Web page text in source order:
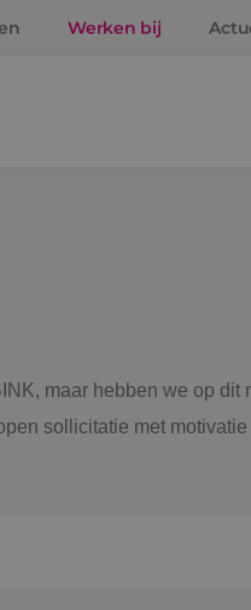
Werken bij
maar hebben we op dit
sollicitatie met